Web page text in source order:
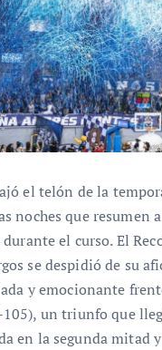
el telón de la
noches que resumen
el curso. El
se despidió de su
y emocionante
105), un triunfo que
en la segunda mitad